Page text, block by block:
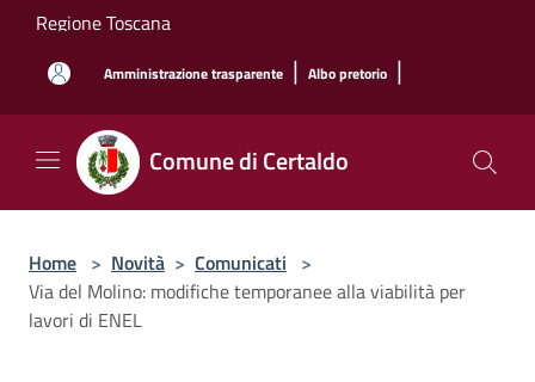
Salta al contenuto principale
Regione Toscana
Amministrazione trasparente | Albo pretorio |
Comune di Certaldo
Home > Novità > Comunicati >
Via del Molino: modifiche temporanee alla viabilità per
lavori di ENEL